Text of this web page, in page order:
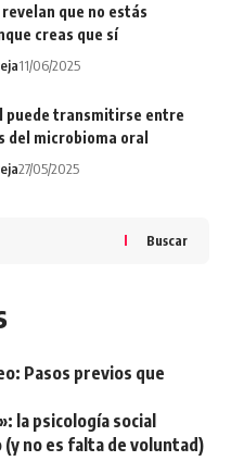
que no estás
creas que sí
11/06/2025
puede transmitirse entre
del microbioma oral
27/05/2025
Buscar
Pasos previos que
la psicología social
no es falta de voluntad)